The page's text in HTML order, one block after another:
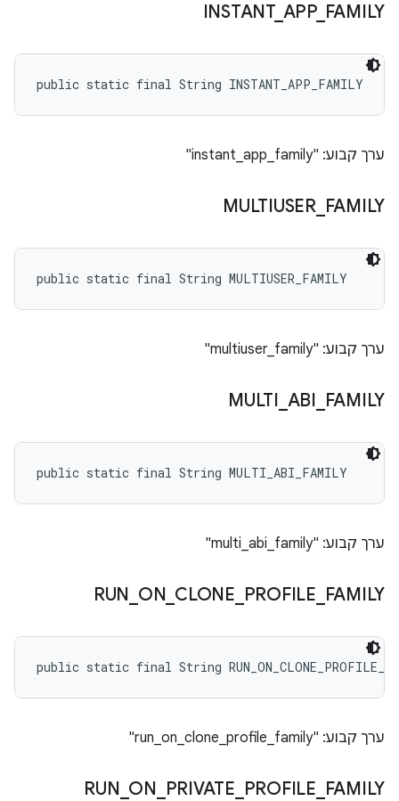
INSTANT_ APP_ FAMILY
public static final String INSTANT_APP_FAMILY
ערך קבוע: "instant_app_family"
MULTIUSER_ FAMILY
public static final String MULTIUSER_FAMILY
ערך קבוע: "multiuser_family"
MULTI ABI FAMILY
public static final String MULTI_ABI_FAMILY
ערך קבוע: "multi_abi_family"
RUN ON CLONE PROFILE FAMILY
public static final String
ערך קבוע: "run_on_clone_profile_family"
RUN ON PRIVATE PROFILE FAMILY